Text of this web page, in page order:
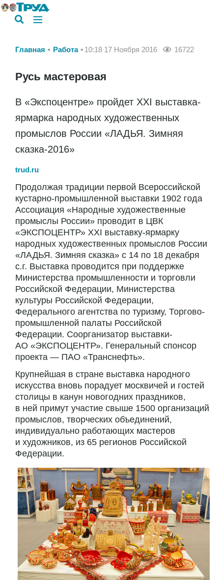
Главная Работа 10:18 17 Ноября 2016 16722
Русь мастеровая
В «Экспоцентре» пройдет XXI выставка-
ярмарка народных художественных
промыслов России «ЛАДЬЯ. Зимняя
сказка-2016»
trud.ru
Продолжая традиции первой Всероссийской
кустарно-промышленной выставки 1902 года
Ассоциация «Народные художественные
промыслы России» проводит в ЦВК
«ЭКСПОЦЕНТР» XXI выставку-ярмарку
народных художественных промыслов России
«ЛАДЬЯ. Зимняя сказка» с 14 по 18 декабря
с.г. Выставка проводится при поддержке
Министерства промышленности и торговли
Российской Федерации, Министерства
культуры Российской Федерации,
Федерального агентства по туризму, Торгово-
промышленной палаты Российской
Федерации. Соорганизатор выставки-
АО «ЭКСПОЦЕНТР». Генеральный спонсор
проекта — ПАО «Транснефть».
Крупнейшая в стране выставка народного
искусства вновь порадует москвичей и гостей
столицы в канун новогодних праздников,
в ней примут участие свыше 1500 организаций
промыслов, творческих объединений,
индивидуально работающих мастеров
и художников, из 65 регионов Российской
Федерации.